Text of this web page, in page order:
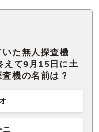
た無人探査機
えて9月15日に土
機の名前は？
ニ